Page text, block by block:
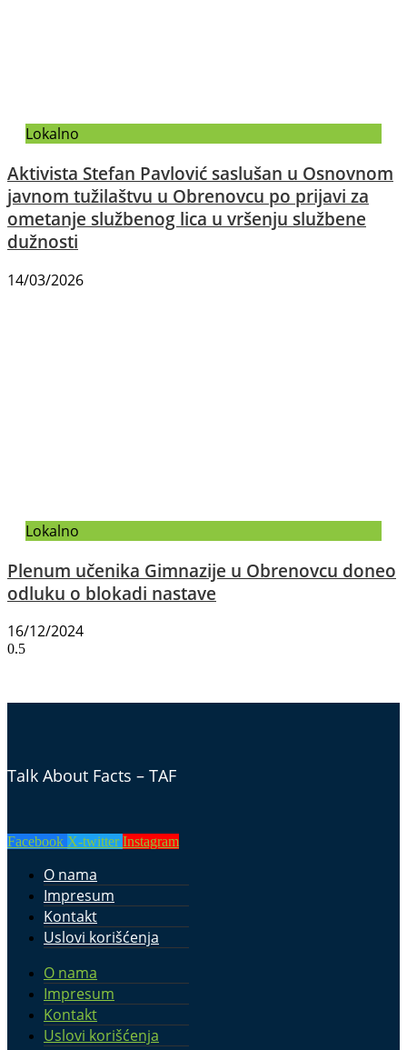
Lokalno
Aktivista Stefan Pavlović saslušan u Osnovnom
javnom tužilaštvu u Obrenovcu po prijavi za
ometanje službenog lica u vršenju službene
dužnosti
14/03/2026
Lokalno
Plenum učenika Gimnazije u Obrenovcu doneo
odluku o blokadi nastave
16/12/2024
Talk About Facts – TAF
Facebook X-twitter Instagram
O nama
Impresum
Kontakt
Uslovi korišćenja
O nama
Impresum
Kontakt
Uslovi korišćenja